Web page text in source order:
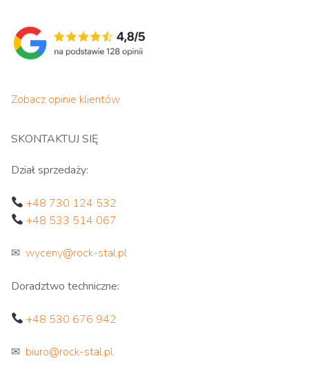
Zobacz opinie klientów
SKONTAKTUJ SIĘ
Dział sprzedaży:
+48 730 124 532
+48 533 514 067
✉ wyceny@rock-stal.pl
Doradztwo techniczne:
+48 530 676 942
✉ biuro@rock-stal.pl